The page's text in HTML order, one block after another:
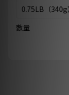
0.75LB（340g）
數量